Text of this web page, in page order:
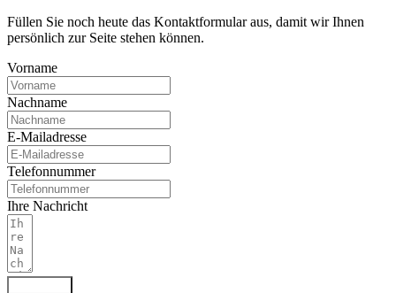
Füllen Sie noch heute das Kontaktformular aus, damit wir Ihnen
persönlich zur Seite stehen können.
Vorname
Nachname
E-Mailadresse
Telefonnummer
Ihre Nachricht